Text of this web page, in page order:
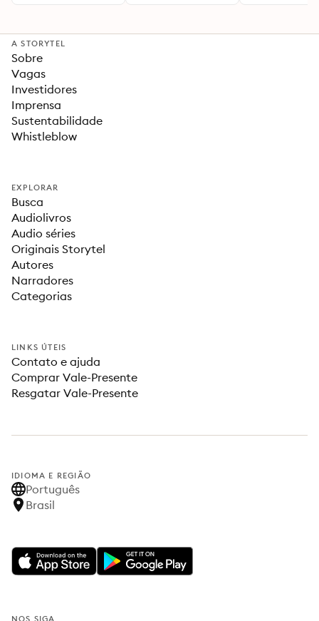
A STORYTEL
Sobre
Vagas
Investidores
Imprensa
Sustentabilidade
Whistleblow
EXPLORAR
Busca
Audiolivros
Audio séries
Originais Storytel
Autores
Narradores
Categorias
LINKS ÚTEIS
Contato e ajuda
Comprar Vale-Presente
Resgatar Vale-Presente
IDIOMA E REGIÃO
Português
Brasil
NOS SIGA